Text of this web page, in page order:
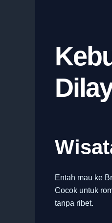
Entah mau ke
Cocok untuk
tanpa ribet.